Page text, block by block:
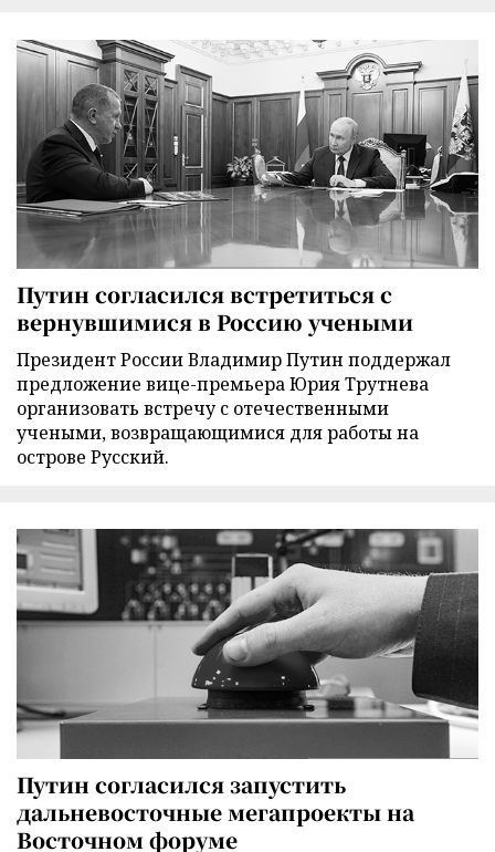
Путин согласился встретиться с
вернувшимися в Россию учеными
Президент России Владимир Путин поддержал
предложение вице-премьера Юрия Трутнева
организовать встречу с отечественными
учеными, возвращающимися для работы на
острове Русский.
Путин согласился запустить
дальневосточные мегапроекты на
Восточном форуме